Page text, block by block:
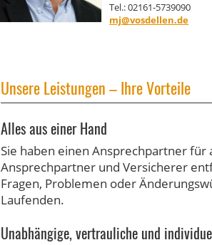
Tel.: 02161-5739090
mj@vosdellen.de
Unsere Leistungen – Ihre Vorteile
Alles aus einer Hand
Sie haben einen Ansprechpartner für
Ansprechpartner und Versicherer
Fragen, Problemen oder
Laufenden.
Unabhängige, vertrauliche und